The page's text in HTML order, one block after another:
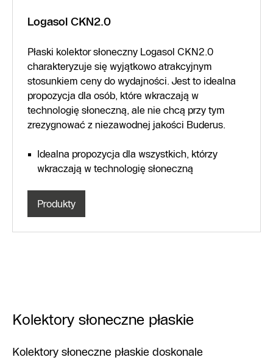
Logasol CKN2.0
Płaski kolektor słoneczny Logasol CKN2.0
charakteryzuje się wyjątkowo atrakcyjnym
stosunkiem ceny do wydajności. Jest to idealna
propozycja dla osób, które wkraczają w
technologię słoneczną, ale nie chcą przy tym
zrezygnować z niezawodnej jakości Buderus.
Idealna propozycja dla wszystkich, którzy
wkraczają w technologię słoneczną
Produkty
Kolektory słoneczne płaskie
Kolektory słoneczne płaskie doskonale